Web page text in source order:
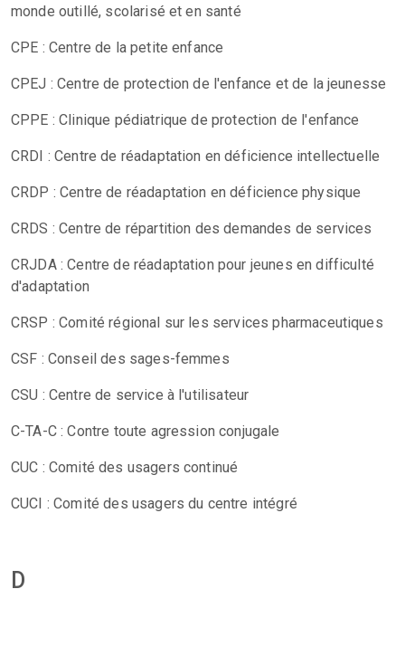
monde outillé, scolarisé et en santé
CPE : Centre de la petite enfance
CPEJ : Centre de protection de l'enfance et de la jeunesse
CPPE : Clinique pédiatrique de protection de l'enfance
CRDI : Centre de réadaptation en déficience intellectuelle
CRDP : Centre de réadaptation en déficience physique
CRDS : Centre de répartition des demandes de services
CRJDA : Centre de réadaptation pour jeunes en difficulté
d'adaptation
CRSP : Comité régional sur les services pharmaceutiques
CSF : Conseil des sages-femmes
CSU : Centre de service à l'utilisateur
C-TA-C : Contre toute agression conjugale
CUC : Comité des usagers continué
CUCI : Comité des usagers du centre intégré
D